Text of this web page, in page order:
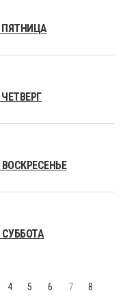
ПЯТНИЦА
ВОСКРЕСЕНЬЕ
СУББОТА
4 5 6 7 8